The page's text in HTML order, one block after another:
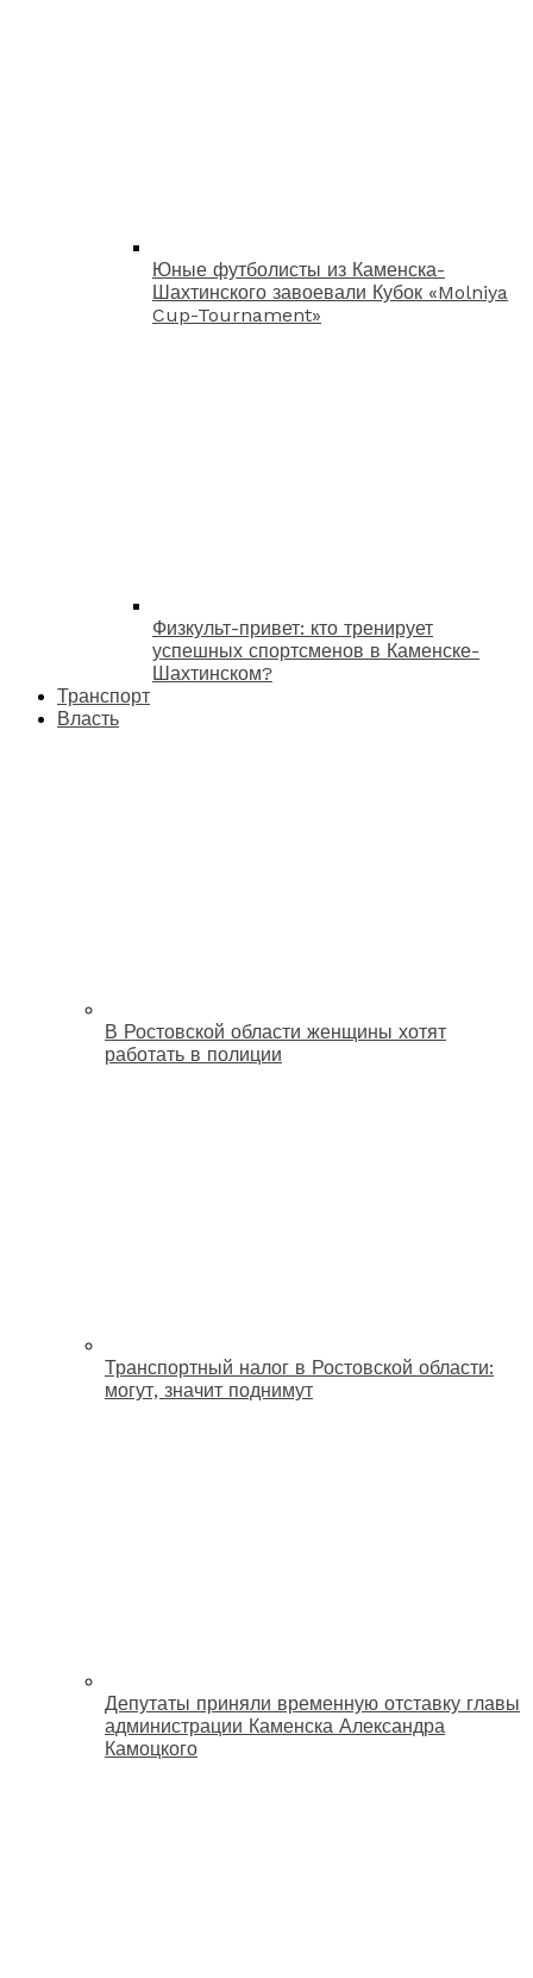
Юные футболисты из Каменска-
Шахтинского завоевали Кубок «Molniya
Cup-Tournament»
Физкульт-привет: кто тренирует
успешных спортсменов в Каменске-
Шахтинском?
Транспорт
Власть
В Ростовской области женщины хотят
работать в полиции
Транспортный налог в Ростовской области:
могут, значит поднимут
Депутаты приняли временную отставку главы
администрации Каменска Александра
Камоцкого